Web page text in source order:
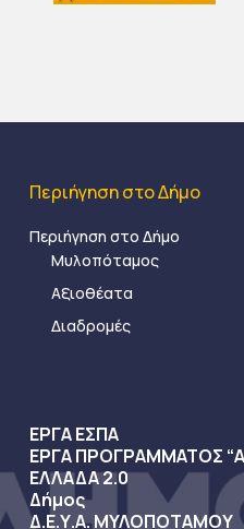
Περιήγηση στο Δήμο
Περιήγηση στο Δήμο
Μυλοπόταμος
Αξιοθέατα
Διαδρομές
ΕΡΓΑ ΕΣΠΑ
ΕΡΓΑ ΠΡΟΓΡΑΜΜΑΤΟΣ
ΕΛΛΑΔΑ 2.0
Δήμος
Δ.Ε.Υ.Α. ΜΥΛΟΠΟΤΑΜΟΥ